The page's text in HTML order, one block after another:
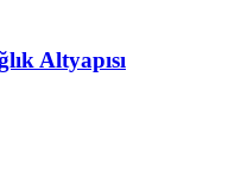
Altyapısı